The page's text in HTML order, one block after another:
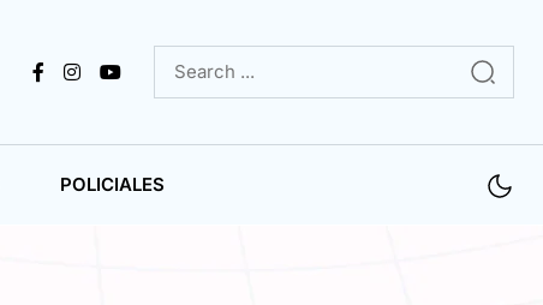
POLICIALES